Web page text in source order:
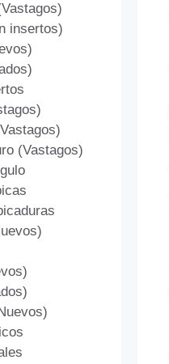
insertos)
(Vastagos)